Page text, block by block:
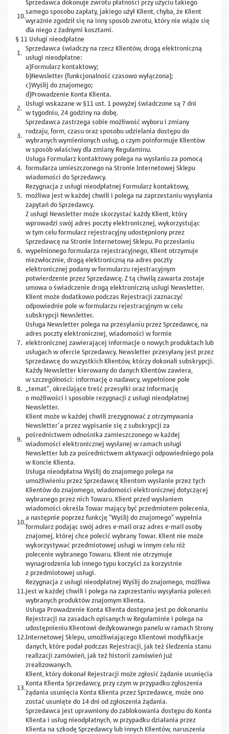
10.samego sposobu zapłaty, jakiego użył Klient, chyba, że Klient
wyraźnie zgodził się na inny sposób zwrotu, który nie wiąże się
dla niego z żadnymi kosztami.
§ 11 Usługi nieodpłatne
1. Sprzedawca świadczy na rzecz Klientów, drogą elektroniczną
usługi nieodpłatne:
a)Formularz kontaktowy;
b)Newsletter (funkcjonalność czasowo wyłączona);
c)Wyślij do znajomego;
d)Prowadzenie Konta Klienta.
2. Usługi wskazane w §11 ust. 1 powyżej świadczone są 7 dni
w tygodniu, 24 godziny na dobę.
3.
Sprzedawca zastrzega sobie możliwość wyboru i zmiany
rodzaju, form, czasu oraz sposobu udzielania dostępu do
wybranych wymienionych usług, o czym poinformuje Klientów
w sposób właściwy dla zmiany Regulaminu.
4.
Usługa Formularz kontaktowy polega na wysłaniu za pomocą
formularza umieszczonego na Stronie Internetowej Sklepu
wiadomości do Sprzedawcy.
5.
Rezygnacja z usługi nieodpłatnej Formularz kontaktowy,
możliwa jest w każdej chwili i polega na zaprzestaniu wysyłania
zapytań do Sprzedawcy.
6.
Z usługi Newsletter może skorzystać każdy Klient, który
wprowadzi swój adres poczty elektronicznej, wykorzystując
w tym celu formularz rejestracyjny udostępniony przez
Sprzedawcę na Stronie Internetowej Sklepu. Po przesłaniu
wypełnionego formularza rejestracyjnego, Klient otrzymuje
niezwłocznie, drogą elektroniczną na adres poczty
elektronicznej podany w formularzu rejestracyjnym
potwierdzenie przez Sprzedawcę. Z tą chwilą zawarta zostaje
umowa o świadczenie drogą elektroniczną usługi Newsletter.
Klient może dodatkowo podczas Rejestracji zaznaczyć
odpowiednie pole w formularzu rejestracyjnym w celu
subskrypcji Newsletter.
7.
Usługa Newsletter polega na przesyłaniu przez Sprzedawcę, na
adres poczty elektronicznej, wiadomości w formie
elektronicznej zawierającej informacje o nowych produktach lub
usługach w ofercie Sprzedawcy. Newsletter przesyłany jest przez
Sprzedawcę do wszystkich Klientów, którzy dokonali subskrypcji.
8.
Każdy Newsletter kierowany do danych Klientów zawiera,
w szczególności: informację o nadawcy, wypełnione pole
„temat”, określające treść przesyłki oraz informację
o możliwości i sposobie rezygnacji z usługi nieodpłatnej
Newsletter.
9.
Klient może w każdej chwili zrezygnować z otrzymywania
Newsletter’a przez wypisanie się z subskrypcji za
pośrednictwem odnośnika zamieszczonego w każdej
wiadomości elektronicznej wysłanej w ramach usługi
Newsletter lub za pośrednictwem aktywacji odpowiedniego pola
w Koncie Klienta.
10.
Usługa nieodpłatna Wyślij do znajomego polega na
umożliwieniu przez Sprzedawcę Klientom wysłanie przez tych
Klientów do znajomego, wiadomości elektronicznej dotyczącej
wybranego przez nich Towaru. Klient przed wysłaniem
wiadomości określa Towar mający być przedmiotem polecenia,
a następnie poprzez funkcję "Wyślij do znajomego" wypełnia
formularz podając swój adres e-mail oraz adres e-mail osoby
znajomej, której chce polecić wybrany Towar. Klient nie może
wykorzystywać przedmiotowej usługi w innym celu niż
polecenie wybranego Towaru. Klient nie otrzymuje
wynagrodzenia lub innego typu korzyści za korzystnie
z przedmiotowej usługi.
11.
Rezygnacja z usługi nieodpłatnej Wyślij do znajomego, możliwa
jest w każdej chwili i polega na zaprzestaniu wysyłania poleceń
wybranych produktów znajomym Klienta.
12.
Usługa Prowadzenie Konta Klienta dostępna jest po dokonaniu
Rejestracji na zasadach opisanych w Regulaminie i polega na
udostępnieniu Klientowi dedykowanego panelu w ramach Strony
Internetowej Sklepu, umożliwiającego Klientowi modyfikacje
danych, które podał podczas Rejestracji, jak też śledzenia stanu
realizacji zamówień, jak też historii zamówień już
zrealizowanych.
13.
Klient, który dokonał Rejestracji może zgłosić żądanie usunięcia
Konta Klienta Sprzedawcy, przy czym w przypadku zgłoszenia
żądania usunięcia Konta Klienta przez Sprzedawcę, może ono
zostać usunięte do 14 dni od zgłoszenia żądania.
Sprzedawca jest uprawniony do zablokowania dostępu do Konta
Klienta i usług nieodpłatnych, w przypadku działania przez
Klienta na szkodę Sprzedawcy lub innych Klientów, naruszenia